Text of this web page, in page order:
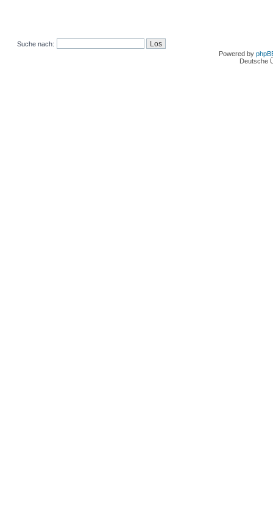
Suche nach:
Powered by
Deutsche